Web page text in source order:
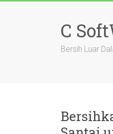
C
Bersih Luar